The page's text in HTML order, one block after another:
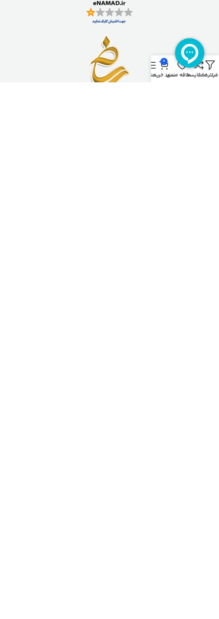
فیلترهامقایسهعلاقه مندی
0
سبد خریدمنو